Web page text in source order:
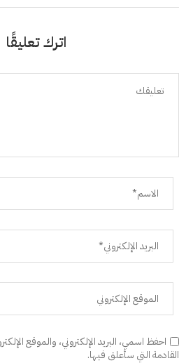
اترك تعليقًا
احفظ اسمي، البريد الإلكتروني، والموقع
القادمة التي سأعلق فيها.